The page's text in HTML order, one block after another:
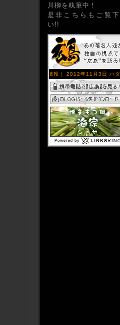
2012年07月
2012年06月
2012年05月
2012年04月
2012年03月
2012年02月
2012年01月
2011年12月
2011年11月
2011年10月
2011年09月
2011年08月
2011年07月
2011年06月
2011年05月
2011年04月
川柳を執筆中！
是非こちらもご覧下
い!!